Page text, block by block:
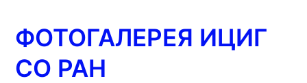
содержимому
ФОТОГАЛЕРЕЯ ИЦИГ
СО РАН